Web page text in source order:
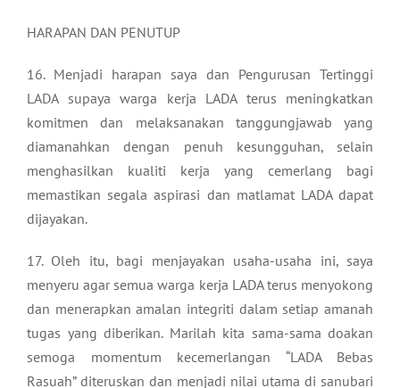
HARAPAN DAN PENUTUP
16. Menjadi harapan saya dan Pengurusan Tertinggi
LADA supaya warga kerja LADA terus meningkatkan
komitmen dan melaksanakan tanggungjawab yang
diamanahkan dengan penuh kesungguhan, selain
menghasilkan kualiti kerja yang cemerlang bagi
memastikan segala aspirasi dan matlamat LADA dapat
dijayakan.
17. Oleh itu, bagi menjayakan usaha-usaha ini, saya
menyeru agar semua warga kerja LADA terus menyokong
dan menerapkan amalan integriti dalam setiap amanah
tugas yang diberikan. Marilah kita sama-sama doakan
semoga momentum kecemerlangan “LADA Bebas
Rasuah” diteruskan dan menjadi nilai utama di sanubari